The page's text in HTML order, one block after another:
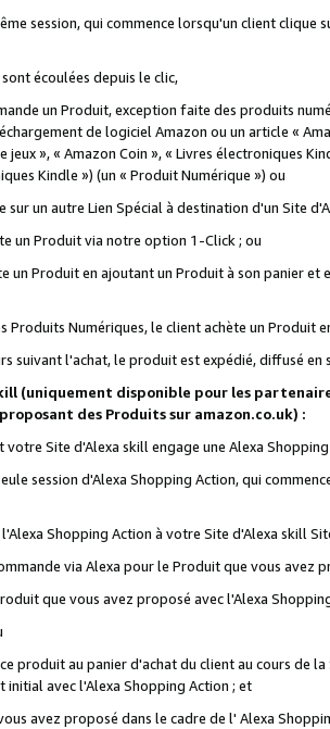
session, qui commence lorsqu'un client
écoulées depuis le clic,
un Produit, exception faite des produits
de logiciel Amazon ou un article «
jeux », « Amazon Coin », « Livres électroniques
Kindle ») (un « Produit Numérique ») ou
un autre Lien Spécial à destination d'un Site
un Produit via notre option 1-Click ; ou
Produit en ajoutant un Produit à son panier et
Numériques, le client achète un Produit
suivant l'achat, le produit est expédié, diffusé
(uniquement disponible pour les
des Produits sur amazon.co.uk) :
Site d'Alexa skill engage une Alexa
session d'Alexa Shopping Action, qui
Shopping Action à votre Site d'Alexa skill
via Alexa pour le Produit que vous avez
que vous avez proposé avec l'Alexa
produit au panier d'achat du client au cours de
initial avec l'Alexa Shopping Action ; et
avez proposé dans le cadre de l' Alexa